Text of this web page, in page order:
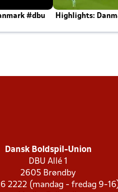
#dbu
Highlights:
Dansk Boldspil-Union
DBU Allé 1
2605 Brøndby
2222 (mandag - fredag 9-